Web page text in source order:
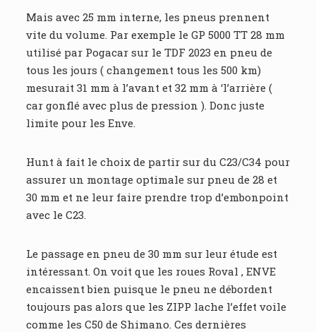
Mais avec 25 mm interne, les pneus prennent
vite du volume. Par exemple le GP 5000 TT 28 mm
utilisé par Pogacar sur le TDF 2023 en pneu de
tous les jours ( changement tous les 500 km)
mesurait 31 mm à l’avant et 32 mm à ‘l’arrière (
car gonflé avec plus de pression ). Donc juste
limite pour les Enve.
Hunt à fait le choix de partir sur du C23/C34 pour
assurer un montage optimale sur pneu de 28 et
30 mm et ne leur faire prendre trop d’embonpoint
avec le C23.
Le passage en pneu de 30 mm sur leur étude est
intéressant. On voit que les roues Roval , ENVE
encaissent bien puisque le pneu ne débordent
toujours pas alors que les ZIPP lache l’effet voile
comme les C50 de Shimano. Ces dernières